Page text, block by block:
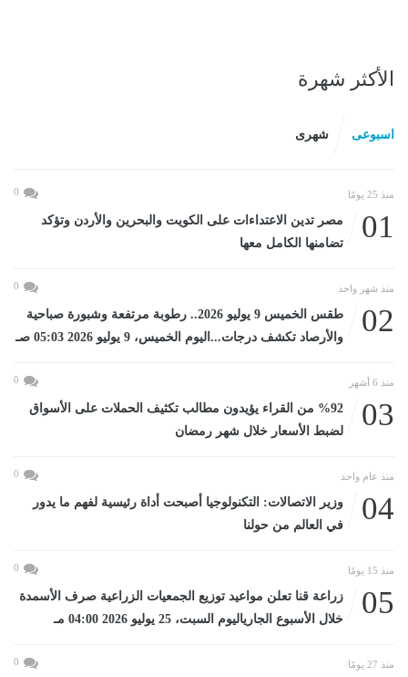
الأكثر شهرة
اسبوعى شهرى
منذ 25 يومًا 0
01
مصر تدين الاعتداءات على الكويت والبحرين والأردن وتؤكد
تضامنها الكامل معها
منذ شهر واحد 0
02
طقس الخميس 9 يوليو 2026.. رطوبة مرتفعة وشبورة صباحية
والأرصاد تكشف درجات...اليوم الخميس، 9 يوليو 2026 05:03 صـ
منذ 6 أشهر 0
03
%92 من القراء يؤيدون مطالب تكثيف الحملات على الأسواق
لضبط الأسعار خلال شهر رمضان
منذ عام واحد 0
04
وزير الاتصالات: التكنولوجيا أصبحت أداة رئيسية لفهم ما يدور
في العالم من حولنا
منذ 15 يومًا 0
05
زراعة قنا تعلن مواعيد توزيع الجمعيات الزراعية صرف الأسمدة
خلال الأسبوع الجارياليوم السبت، 25 يوليو 2026 04:00 مـ
منذ 27 يومًا 0